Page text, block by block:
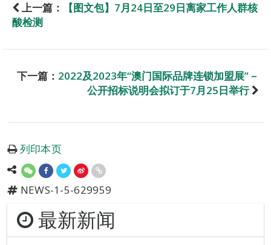
上一篇：
【图文包】7月24日至29日离家工作人群核
酸检测
下一篇： 2022及2023年“澳门国际品牌连锁加盟展”－
公开招标说明会拟订于7月25日举行
列印本页
NEWS-1-5-629959
最新新闻